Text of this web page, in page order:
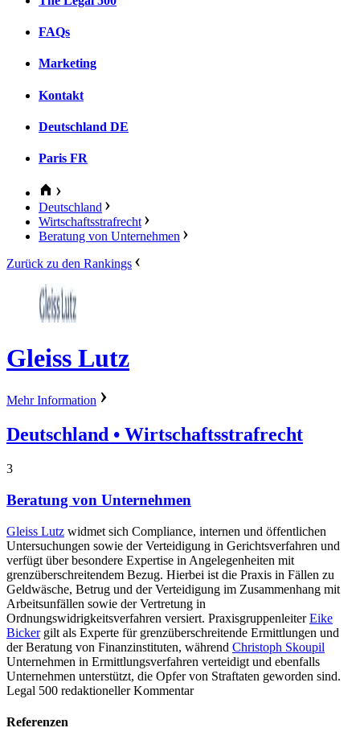
FAQs
Marketing
Kontakt
Deutschland DE
Paris FR
Deutschland
Wirtschaftsstrafrecht
Beratung von Unternehmen
Zurück zu den Rankings
Gleiss Lutz
Mehr Information
Deutschland • Wirtschaftsstrafrecht
3
Beratung von Unternehmen
Gleiss Lutz widmet sich Compliance, internen und öffentlichen
Untersuchungen sowie der Verteidigung in Gerichtsverfahren und
verfügt über besondere Expertise in Angelegenheiten mit
grenzüberschreitendem Bezug. Hierbei ist die Praxis in Fällen zu
Geldwäsche, Betrug und der Verteidigung im Zusammenhang mit
Arbeitsunfällen sowie der Vertretung in
Ordnungswidrigkeitsverfahren versiert. PraxisgruppenleiterEike
Bickergilt als Experte für grenzüberschreitende Ermittlungen und
der Beratung von Finanzinstituten, während Christoph Skoupil
Unternehmen in Ermittlungsverfahren verteidigt und ebenfalls
Unternehmen unterstützt, die Opfer von Straftaten geworden sind.
Legal 500 redaktioneller Kommentar
Referenzen